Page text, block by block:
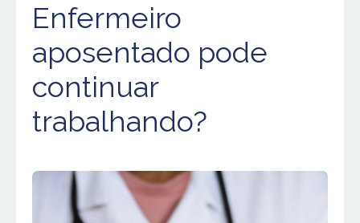
Enfermeiro
aposentado pode
continuar
trabalhando?